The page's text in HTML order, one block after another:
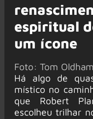
espiritual
um ícone
Foto: Tom Oldham
Há algo de
místico no
que Robert
escolheu trilhar